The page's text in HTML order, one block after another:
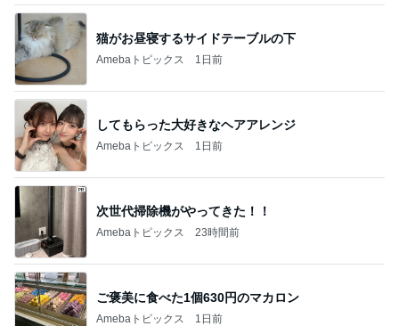
猫がお昼寝するサイドテーブルの下
Amebaトピックス 1日前
してもらった大好きなヘアアレンジ
Amebaトピックス 1日前
次世代掃除機がやってきた！！
Amebaトピックス 23時間前
ご褒美に食べた1個630円のマカロン
Amebaトピックス 1日前